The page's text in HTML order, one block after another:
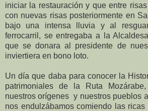
iniciar la restauración y que entre
con nuevas risas posteriormente en
bajo una intensa lluvia y al
ferrocarril, se entregaba a la
que se donara al presidente de
inviertiera en bono loto.
Un día que daba para conocer la
patrimoniales de la Ruta
nuestros orígenes y nuestros pueblos
nos endulzábamos comiendo las